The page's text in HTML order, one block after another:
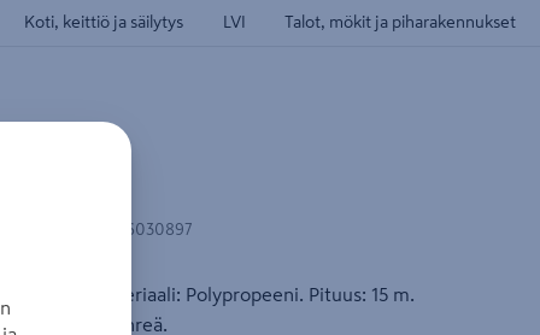
Koti, keittiö ja säilytys LVI Talot, mökit ja piharakennukset
6430066030897
Materiaali: Polypropeeni. Pituus: 15 m.
45 kg. Väri: Vihreä.